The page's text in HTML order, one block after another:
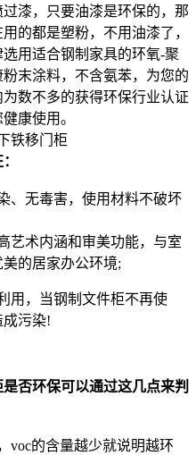
漆，只要油漆是环保的，那
的都是塑粉，不用油漆了，
用适合钢制家具的环氧-聚
末涂料，不含氨苯，为您的
数不多的获得环保行业认证
康使用。
无毒害，使用材料不破坏
术内涵和审美功能，与室
的居家办公环境;
，当钢制文件柜不再使
成污染!
环保可以通过这几点来判
的含量越少就说明越环